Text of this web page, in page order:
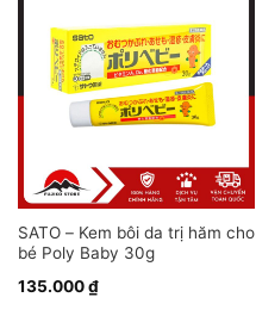
SATO – Kem bôi da trị hăm cho
bé Poly Baby 30g
135.000₫